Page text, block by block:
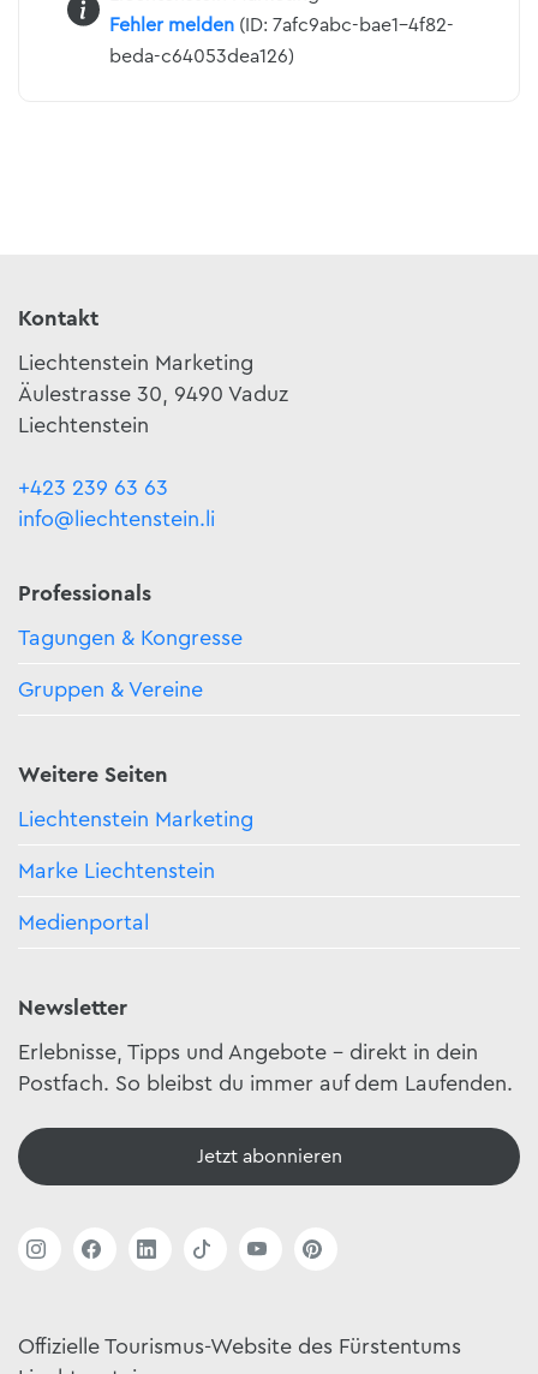
Fehler melden (ID: 7afc9abc-bae1-4f82-
beda-c64053dea126)
Kontakt
Liechtenstein Marketing
Äulestrasse 30, 9490 Vaduz
Liechtenstein
+423 239 63 63
info@liechtenstein.li
Professionals
Tagungen & Kongresse
Gruppen & Vereine
Weitere Seiten
Liechtenstein Marketing
Marke Liechtenstein
Medienportal
Newsletter
Erlebnisse, Tipps und Angebote – direkt in dein
Postfach. So bleibst du immer auf dem Laufenden.
Jetzt abonnieren
Offizielle Tourismus-Website des Fürstentums